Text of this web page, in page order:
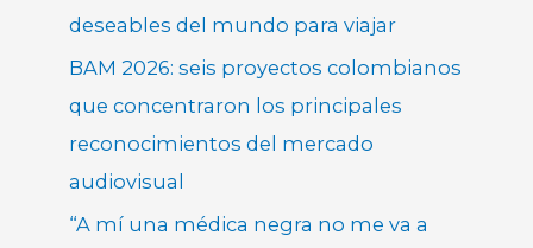
deseables del mundo para viajar
BAM 2026: seis proyectos colombianos
que concentraron los principales
reconocimientos del mercado
audiovisual
“A mí una médica negra no me va a